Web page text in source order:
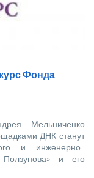
Фонда
Мельниченко
ДНК станут
и инженерно-
Ползунова» и его